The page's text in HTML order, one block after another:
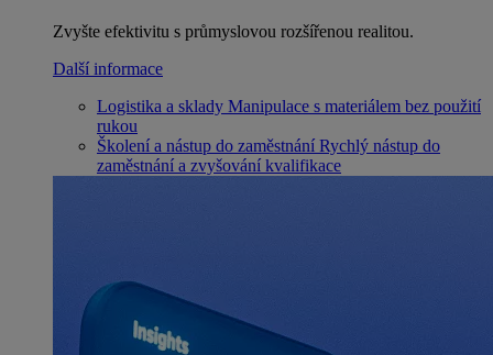
Zvyšte efektivitu s průmyslovou rozšířenou realitou.
Další informace
Logistika a sklady Manipulace s materiálem bez použití
rukou
Školení a nástup do zaměstnání Rychlý nástup do
zaměstnání a zvyšování kvalifikace